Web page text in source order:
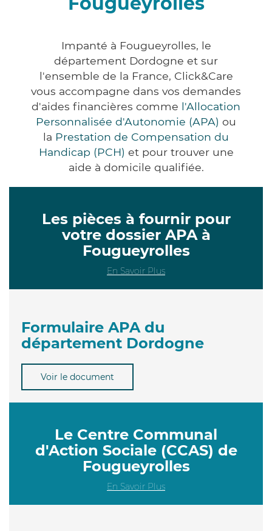
Impanté à Fougueyrolles, le
département Dordogne et sur
l'ensemble de la France, Click&Care
vous accompagne dans vos demandes
d'aides financières comme l'Allocation
Personnalisée d'Autonomie (APA) ou
la Prestation de Compensation du
Handicap (PCH) et pour trouver une
aide à domicile qualifiée.
Les pièces à fournir pour
votre dossier APA à
Fougueyrolles
En Savoir Plus
Formulaire APA du
département Dordogne
Voir le document
Le Centre Communal
d'Action Sociale (CCAS) de
Fougueyrolles
En Savoir Plus